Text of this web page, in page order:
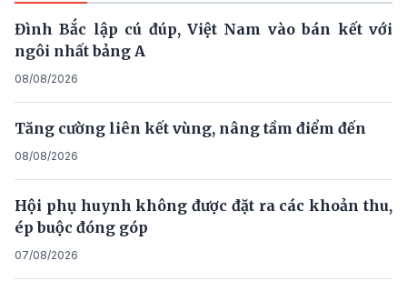
Đình Bắc lập cú đúp, Việt Nam vào bán kết với
ngôi nhất bảng A
08/08/2026
Tăng cường liên kết vùng, nâng tầm điểm đến
08/08/2026
Hội phụ huynh không được đặt ra các khoản thu,
ép buộc đóng góp
07/08/2026